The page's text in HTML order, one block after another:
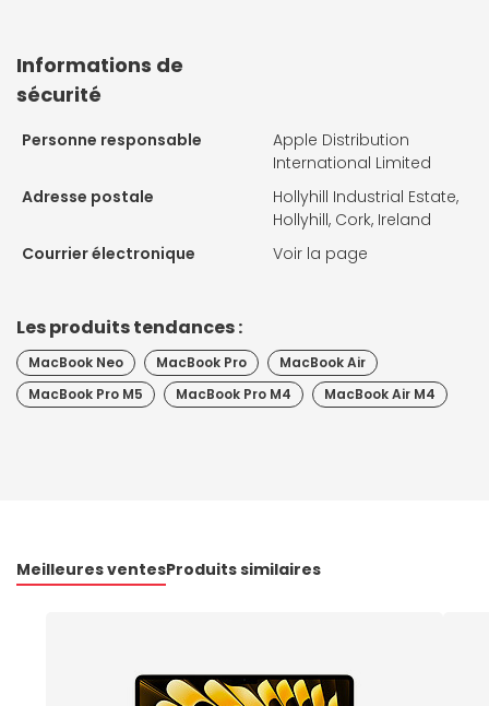
Informations de
sécurité
Personne responsable
Apple Distribution
International Limited
Adresse postale
Hollyhill Industrial Estate,
Hollyhill, Cork, Ireland
Courrier électronique
Voir la page
Les produits tendances :
MacBook Neo MacBook Pro
MacBook Air
MacBook Pro M5
MacBook Pro M4 MacBook Air M4
Meilleures ventesProduits similaires